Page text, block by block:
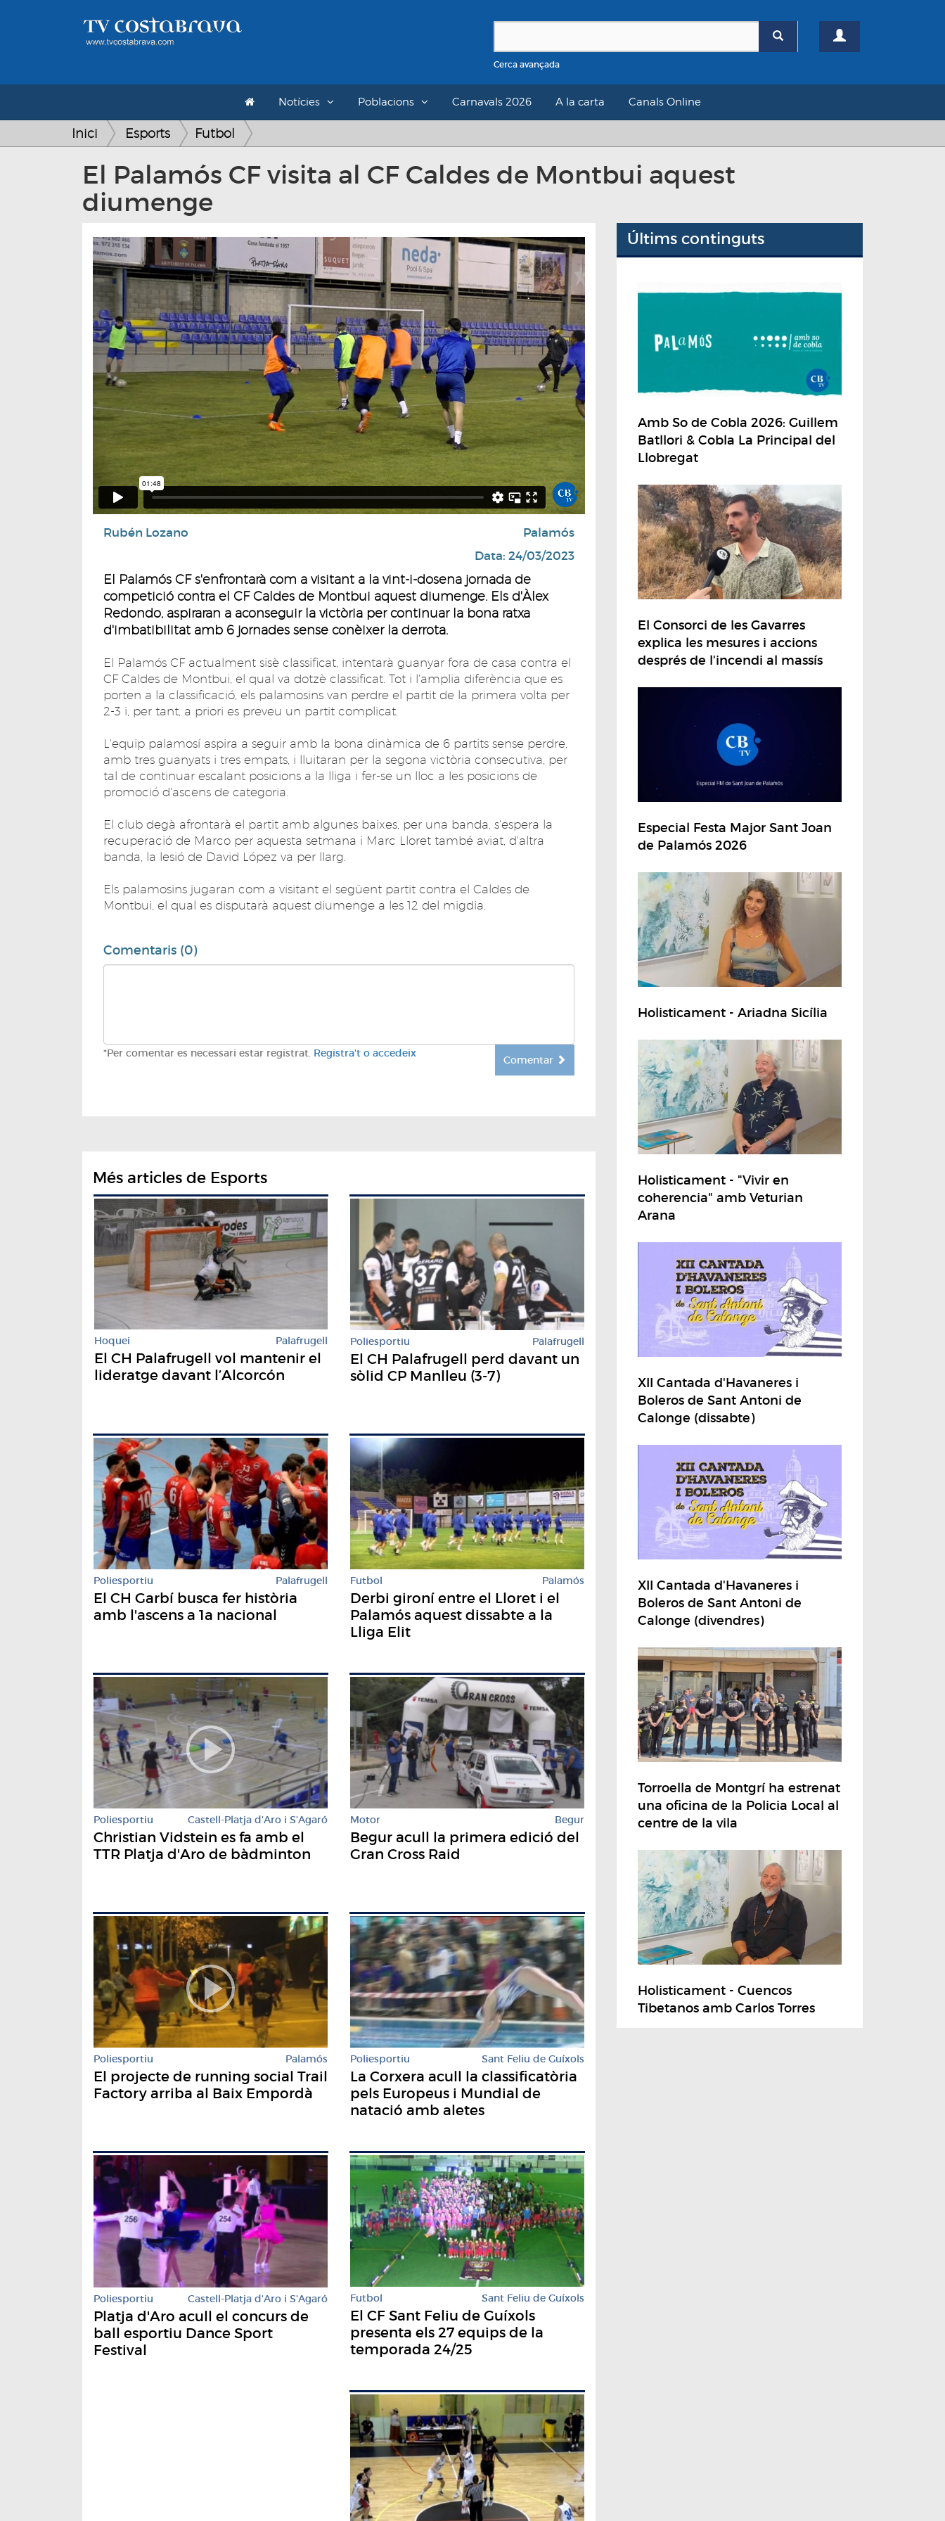
Cerca avançada
Notícies Poblacions Carnavals 2026 A la carta Canals Online
Inici Esports Futbol
El Palamós CF visita al CF Caldes de Montbui aquest
diumenge
Rubén Lozano
Palamós
Data: 24/03/2023
El Palamós CF s'enfrontarà com a visitant a la vint-i-dosena jornada de
competició contra el CF Caldes de Montbui aquest diumenge. Els d'Àlex
Redondo, aspiraran a aconseguir la victòria per continuar la bona ratxa
d'imbatibilitat amb 6 jornades sense conèixer la derrota.
El Palamós CF actualment sisè classificat, intentarà guanyar fora de casa contra el
CF Caldes de Montbui, el qual va dotzè classificat. Tot i l'amplia diferència que es
porten a la classificació, els palamosins van perdre el partit de la primera volta per
2-3 i, per tant, a priori es preveu un partit complicat.
L'equip palamosí aspira a seguir amb la bona dinàmica de 6 partits sense perdre,
amb tres guanyats i tres empats, i lluitaran per la segona victòria consecutiva, per
tal de continuar escalant posicions a la lliga i fer-se un lloc a les posicions de
promoció d'ascens de categoria.
El club degà afrontarà el partit amb algunes baixes, per una banda, s'espera la
recuperació de Marco per aquesta setmana i Marc Lloret també aviat, d'altra
banda, la lesió de David López va per llarg.
Els palamosins jugaran com a visitant el següent partit contra el Caldes de
Montbui, el qual es disputarà aquest diumenge a les 12 del migdia.
Comentaris (0)
*Per comentar es necessari estar registrat. Registra't o accedeix
Comentar
Més articles de Esports
Hoquei Palafrugell
El CH Palafrugell vol mantenir el
lideratge davant l’Alcorcón
Poliesportiu Palafrugell
El CH Palafrugell perd davant un
sòlid CP Manlleu (3-7)
Poliesportiu Palafrugell
El CH Garbí busca fer història
amb l'ascens a 1a nacional
Futbol Palamós
Derbi gironí entre el Lloret i el
Palamós aquest dissabte a la
Lliga Elit
Poliesportiu Castell-Platja d'Aro i S'Agaró
Christian Vidstein es fa amb el
TTR Platja d'Aro de bàdminton
Motor Begur
Begur acull la primera edició del
Gran Cross Raid
Poliesportiu Palamós
El projecte de running social Trail
Factory arriba al Baix Empordà
Poliesportiu Sant Feliu de Guíxols
La Corxera acull la classificatòria
pels Europeus i Mundial de
natació amb aletes
Poliesportiu Castell-Platja d'Aro i S'Agaró
Platja d'Aro acull el concurs de
ball esportiu Dance Sport
Festival
Futbol Sant Feliu de Guíxols
El CF Sant Feliu de Guíxols
presenta els 27 equips de la
temporada 24/25
Últims continguts
Amb So de Cobla 2026: Guillem
Batllori & Cobla La Principal del
Llobregat
El Consorci de les Gavarres
explica les mesures i accions
després de l'incendi al massís
Especial Festa Major Sant Joan
de Palamós 2026
Holisticament - Ariadna Sicília
Holisticament - "Vivir en
coherencia" amb Veturian
Arana
XII Cantada d'Havaneres i
Boleros de Sant Antoni de
Calonge (dissabte)
XII Cantada d'Havaneres i
Boleros de Sant Antoni de
Calonge (divendres)
Torroella de Montgrí ha estrenat
una oficina de la Policia Local al
centre de la vila
Holisticament - Cuencos
Tibetanos amb Carlos Torres